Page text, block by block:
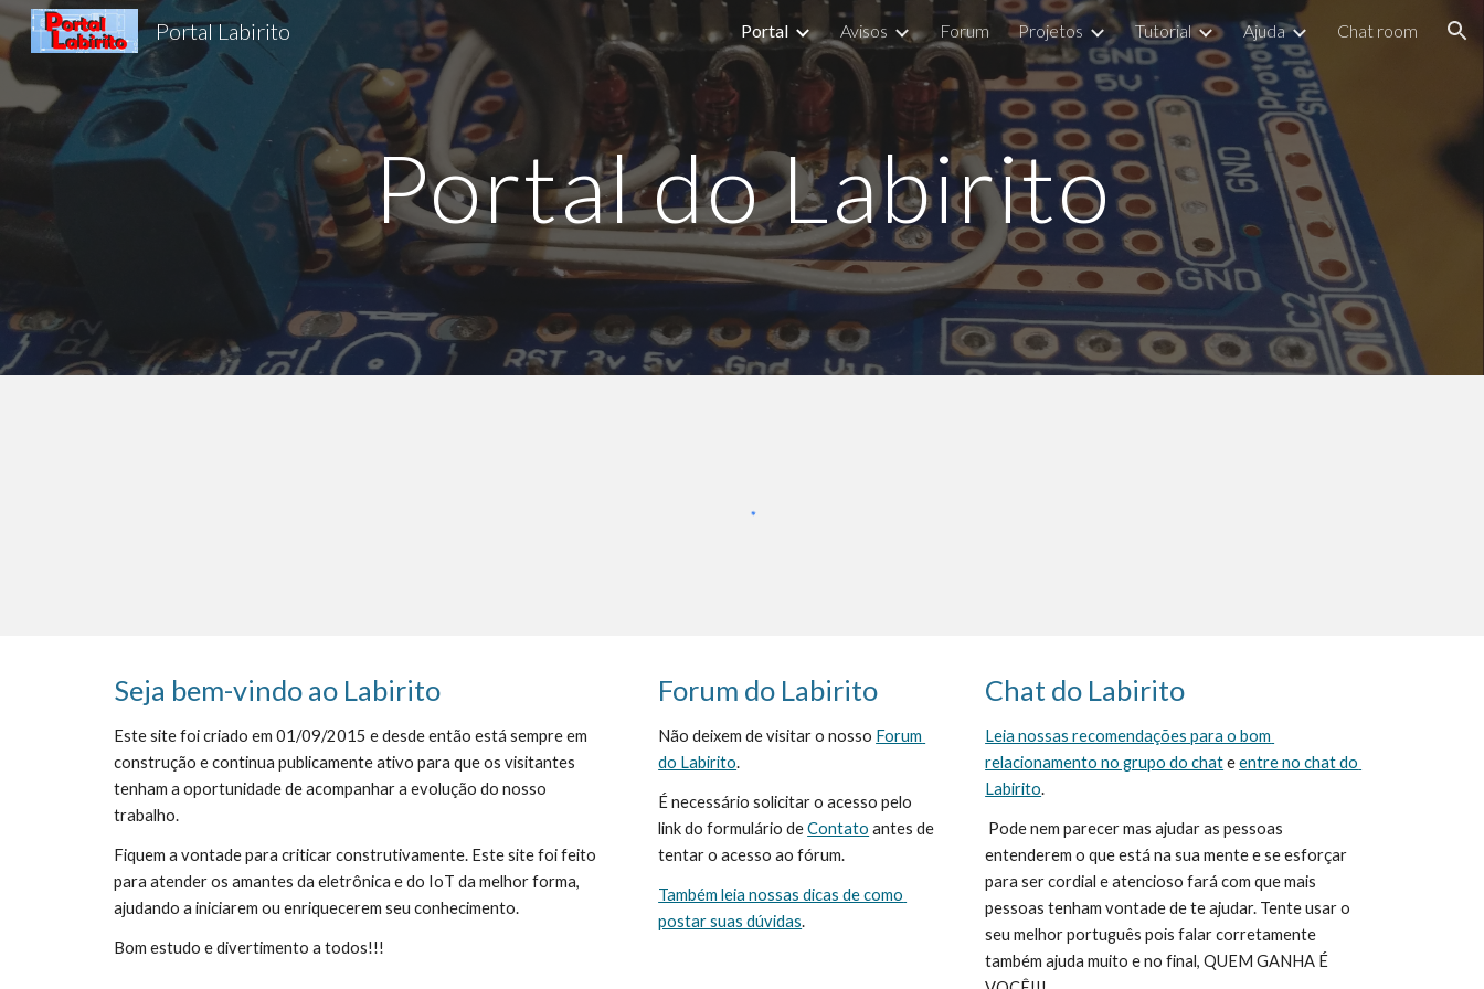
Skip to main content Skip to navigation
Portal Labirito Portal Avisos Forum Projetos Tutorial Ajuda Chat room
Portal do Labirito
Seja bem-vindo ao Labirito
Este site foi criado em 01/09/2015 e desde então está sempre em
construção e continua publicamente ativo para que os visitantes
tenham a oportunidade de acompanhar a evolução do nosso
trabalho.
Fiquem a vontade para criticar construtivamente. Este site foi feito
para atender os amantes da eletrônica e do IoT da melhor forma,
ajudando a iniciarem ou enriquecerem seu conhecimento.
Bom estudo e divertimento a todos!!!
Forum do Labirito
Não deixem de visitar o nosso Forum
do Labirito.
É necessário solicitar o acesso pelo
link do formulário de Contato antes de
tentar o acesso ao fórum.
Também leia nossas dicas de como
postar suas dúvidas.
Chat do Labirito
Leia nossas recomendações para o bom
relacionamento no grupo do chat e entre no chat do
Labirito.
entenderem o que está na sua mente e se esforçar
para ser cordial e atencioso fará com que mais
pessoas tenham vontade de te ajudar. Tente usar o
seu melhor português pois falar corretamente
também ajuda muito e no final, QUEM GANHA É